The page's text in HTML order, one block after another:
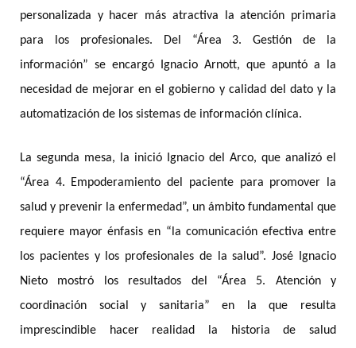
personalizada y hacer más atractiva la atención primaria
para los profesionales. Del “Área 3. Gestión de la
información” se encargó Ignacio Arnott, que apuntó a la
necesidad de mejorar en el gobierno y calidad del dato y la
automatización de los sistemas de información clínica.
La segunda mesa, la inició Ignacio del Arco, que analizó el
“Área 4. Empoderamiento del paciente para promover la
salud y prevenir la enfermedad”, un ámbito fundamental que
requiere mayor énfasis en “la comunicación efectiva entre
los pacientes y los profesionales de la salud”. José Ignacio
Nieto mostró los resultados del “Área 5. Atención y
coordinación social y sanitaria” en la que resulta
imprescindible hacer realidad la historia de salud